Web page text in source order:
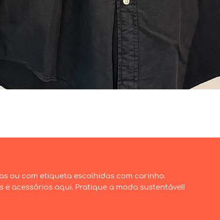
ou com etiqueta escolhidas com carinho.
e acessórios aqui. Pratique a moda sustentável!